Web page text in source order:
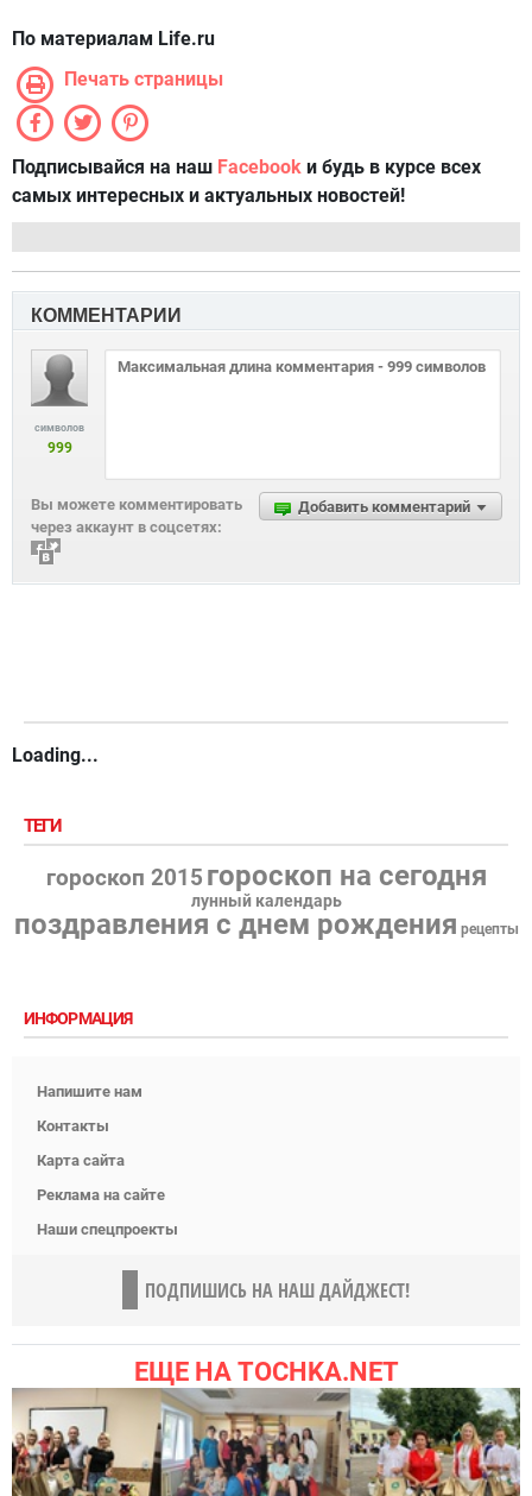
По материалам Life.ru
Печать страницы
Подписывайся на наш Facebook и будь в курсе всех
самых интересных и актуальных новостей!
КОММЕНТАРИИ
символов
999
Добавить комментарий
Вы можете комментировать
через аккаунт в соцсетях:
Loading...
ТЕГИ
гороскоп 2015 гороскоп на сегодня
лунный календарь
поздравления с днем рождения рецепты
ИНФОРМАЦИЯ
Напишите нам
Контакты
Карта сайта
Реклама на сайте
Наши спецпроекты
ПОДПИШИСЬ НА НАШ ДАЙДЖЕСТ!
ЕЩЕ НА TOCHKA.NET